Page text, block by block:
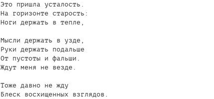
Это пришла усталость.
На горизонте старость:
Ноги держать в тепле,
Мысли держать в узде,
Руки держать подальше
От пустоты и фальши.
Ждут меня не везде.
Тоже давно не жду
Блеск восхищенных взглядов.